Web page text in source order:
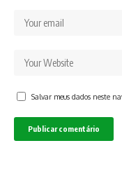
Salvar meus dados neste